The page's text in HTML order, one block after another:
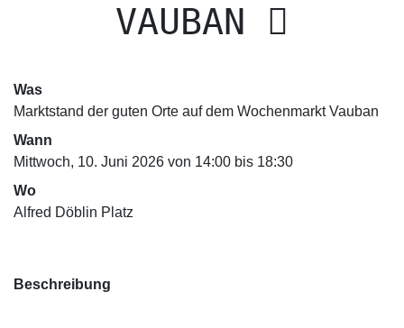
VAUBAN
Was
Marktstand der guten Orte auf dem Wochenmarkt Vauban
Wann
Mittwoch, 10. Juni 2026 von 14:00 bis 18:30
Wo
Alfred Döblin Platz
Beschreibung